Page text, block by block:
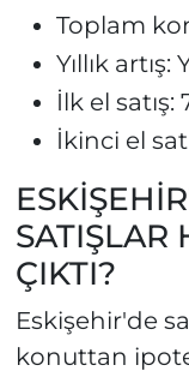
Toplam
Yıllık artış:
İlk el satış:
İkinci el
SATIŞLAR
ÇIKTI?
Eskişehir'de
konuttan